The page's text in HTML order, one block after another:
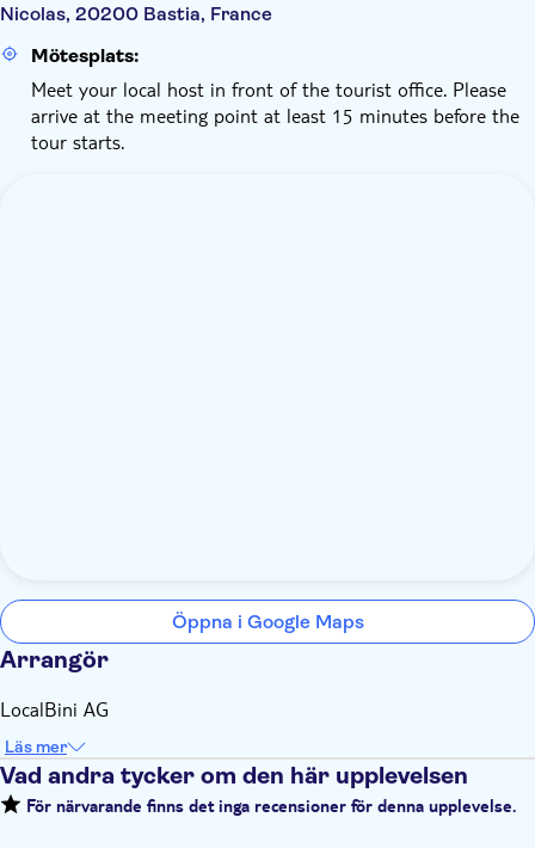
Nicolas, 20200 Bastia, France
Mötesplats:
Meet your local host in front of the tourist office. Please
arrive at the meeting point at least 15 minutes before the
tour starts.
Öppna i Google Maps
Arrangör
LocalBini AG
Läs mer
Vad andra tycker om den här upplevelsen
För närvarande finns det inga recensioner för denna upplevelse.